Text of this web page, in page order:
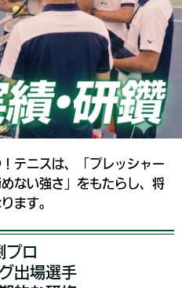
テニスは、「プレッシャー
ない強さ」をもたらし、将
ます。
プロ
出場選手